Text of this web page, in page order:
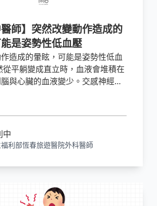
醫師】突然改變動作造成的
是姿勢性低血壓
造成的暈眩，可能是姿勢性低血
從平躺變成直立時，血液會堆積在
與心臟的血液變少。交感神經會
快以及周邊血管收縮。如果此時
心跳拉升與周邊血關收縮的速度
會昏倒的。
中
利部恆春旅遊醫院外科醫師